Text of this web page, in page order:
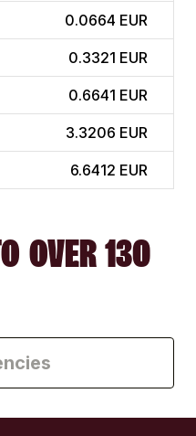
0.0664 EUR
0.3321 EUR
0.6641 EUR
3.3206 EUR
6.6412 EUR
OVER 130